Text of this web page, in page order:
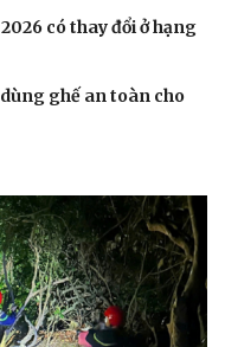
có thay đổi ở hạng
ghế an toàn cho